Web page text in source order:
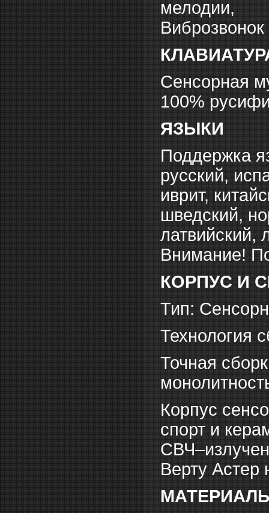
мелодии,
Виброзвонок
Сенсорная
100%
ЯЗЫКИ
Поддержка
русский,
иврит,
шведский,
латвийский,
Внимание!
КОРПУС И
Тип:
Технология
Точная
Корпус
спорт и
Верту Астер